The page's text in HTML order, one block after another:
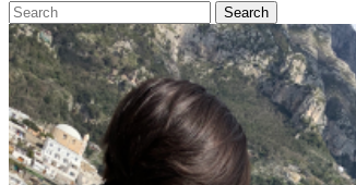
Search
for: